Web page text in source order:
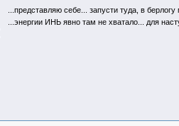
...представляю себе... запусти туда, в
...энергии ИНЬ явно там не хватало... для